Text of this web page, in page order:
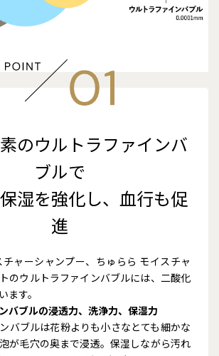
のウルトラファインバ
ブルで
湿を強化し、血行も促
進
ャーシャンプー、ちゅらら モイスチャ
のウルトラファインバブルには、二酸化
ます。
バブルの浸透力、洗浄力、保湿力
バブルは花粉よりも小さなとても細かな
が毛穴の奥まで浸透。保湿しながら汚れ